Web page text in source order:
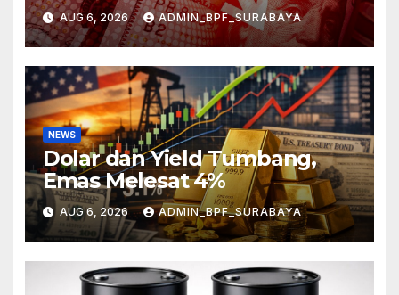
AUG 6, 2026 ADMIN_BPF_SURABAYA
NEWS
Dolar dan Yield Tumbang,
Emas Melesat 4%
AUG 6, 2026 ADMIN_BPF_SURABAYA